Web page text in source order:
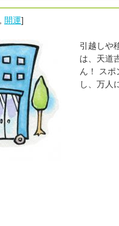
開運]
引越しや
は、天道
ん！ ス
し、万人